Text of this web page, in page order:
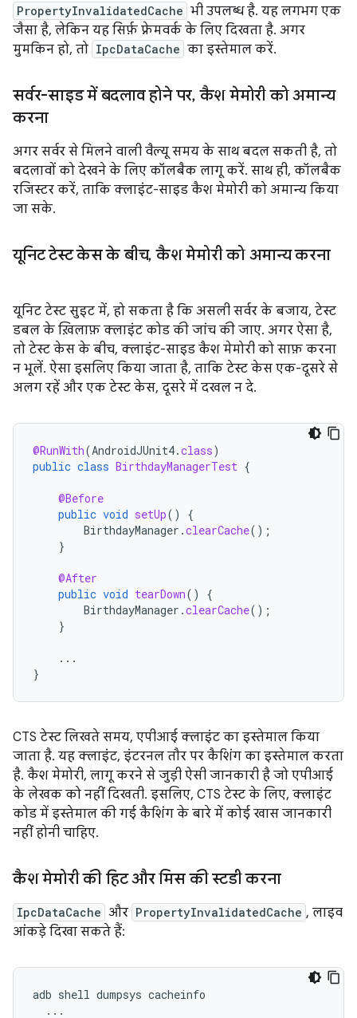
PropertyInvalidatedCache भी उपलब्ध है. यह लगभग एक
जैसा है, लेकिन यह सिर्फ़ फ़्रेमवर्क के लिए दिखता है. अगर
मुमकिन हो, तो IpcDataCache का इस्तेमाल करें.
सर्वर-साइड में बदलाव होने पर, कैश मेमोरी को अमान्य
करना
अगर सर्वर से मिलने वाली वैल्यू समय के साथ बदल सकती है, तो
बदलावों को देखने के लिए कॉलबैक लागू करें. साथ ही, कॉलबैक
रजिस्टर करें, ताकि क्लाइंट-साइड कैश मेमोरी को अमान्य किया
जा सके.
यूनिट टेस्ट केस के बीच, कैश मेमोरी को अमान्य करना
यूनिट टेस्ट सुइट में, हो सकता है कि असली सर्वर के बजाय, टेस्ट
डबल के ख़िलाफ़ क्लाइंट कोड की जांच की जाए. अगर ऐसा है,
तो टेस्ट केस के बीच, क्लाइंट-साइड कैश मेमोरी को साफ़ करना
न भूलें. ऐसा इसलिए किया जाता है, ताकि टेस्ट केस एक-दूसरे से
अलग रहें और एक टेस्ट केस, दूसरे में दखल न दे.
@RunWith(AndroidJUnit4.class)
public class BirthdayManagerTest {
@Before
public void setUp()
{
BirthdayManager .clearCache();
}
@After
public void tearDown()
{
BirthdayManager .clearCache();
}
...
}
CTS टेस्ट लिखते समय, एपीआई क्लाइंट का इस्तेमाल किया
जाता है. यह क्लाइंट, इंटरनल तौर पर कैशिंग का इस्तेमाल करता
है. कैश मेमोरी, लागू करने से जुड़ी ऐसी जानकारी है जो एपीआई
के लेखक को नहीं दिखती. इसलिए, CTS टेस्ट के लिए, क्लाइंट
कोड में इस्तेमाल की गई कैशिंग के बारे में कोई खास जानकारी
नहीं होनी चाहिए.
कैश मेमोरी की हिट और मिस की स्टडी करना
IpcDataCache और PropertyInvalidatedCache , लाइव
आंकड़े दिखा सकते हैं:
adb shell dumpsys